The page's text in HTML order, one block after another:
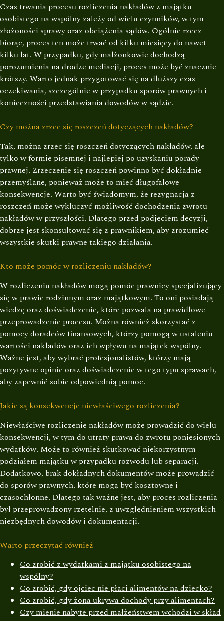
Czas trwania procesu rozliczenia nakładów z majątku
osobistego na wspólny zależy od wielu czynników, w tym
złożoności sprawy oraz obciążenia sądów. Ogólnie rzecz
biorąc, proces ten może trwać od kilku miesięcy do nawet
kilku lat. W przypadku, gdy małżonkowie dochodzą
porozumienia na drodze mediacji, proces może być znacznie
krótszy. Warto jednak przygotować się na dłuższy czas
oczekiwania, szczególnie w przypadku sporów prawnych i
konieczności przedstawiania dowodów w sądzie.
Czy można zrzec się roszczeń dotyczących nakładów?
Tak, można zrzec się roszczeń dotyczących nakładów, ale
tylko w formie pisemnej i najlepiej po uzyskaniu porady
prawnej. Zrzeczenie się roszczeń powinno być dokładnie
przemyślane, ponieważ może to mieć długofalowe
konsekwencje. Warto być świadomym, że rezygnacja z
roszczeń może wykluczyć możliwość dochodzenia zwrotu
nakładów w przyszłości. Dlatego przed podjęciem decyzji,
dobrze jest skonsultować się z prawnikiem, aby zrozumieć
wszystkie skutki prawne takiego działania.
Kto może pomóc w rozliczeniu nakładów?
W rozliczeniu nakładów mogą pomóc prawnicy specjalizujący
się w prawie rodzinnym oraz majątkowym. To oni posiadają
wiedzę oraz doświadczenie, które pozwala na prawidłowe
przeprowadzenie procesu. Można również skorzystać z
pomocy doradców finansowych, którzy pomogą w ustaleniu
wartości nakładów oraz ich wpływu na majątek wspólny.
Ważne jest, aby wybrać profesjonalistów, którzy mają
pozytywne opinie oraz doświadczenie w tego typu sprawach,
aby zapewnić sobie odpowiednią pomoc.
Jakie są konsekwencje niewłaściwego rozliczenia?
Niewłaściwe rozliczenie nakładów może prowadzić do wielu
konsekwencji, w tym do utraty prawa do zwrotu poniesionych
wydatków. Może to również skutkować niekorzystnym
podziałem majątku w przypadku rozwodu lub separacji.
Dodatkowo, brak dokładnych dokumentów może prowadzić
do sporów prawnych, które mogą być kosztowne i
czasochłonne. Dlatego tak ważne jest, aby proces rozliczenia
był przeprowadzony rzetelnie, z uwzględnieniem wszystkich
niezbędnych dowodów i dokumentacji.
Warto przeczytać również
Co zrobić z wydatkami z majątku osobistego na
wspólny?
Co zrobić, gdy ojciec nie płaci alimentów na dziecko?
Co zrobić, gdy żona ukrywa dochody przy alimentach?
Czy mienie nabyte przed małżeństwem wchodzi w skład